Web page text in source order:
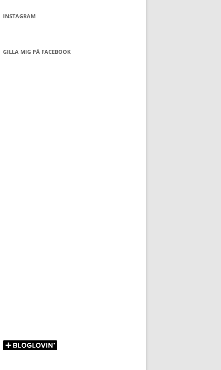
INSTAGRAM
GILLA MIG PÅ FACEBOOK